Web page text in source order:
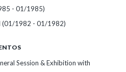
- 01/1985)
(01/1982 - 01/1982)
Session & Exhibition with